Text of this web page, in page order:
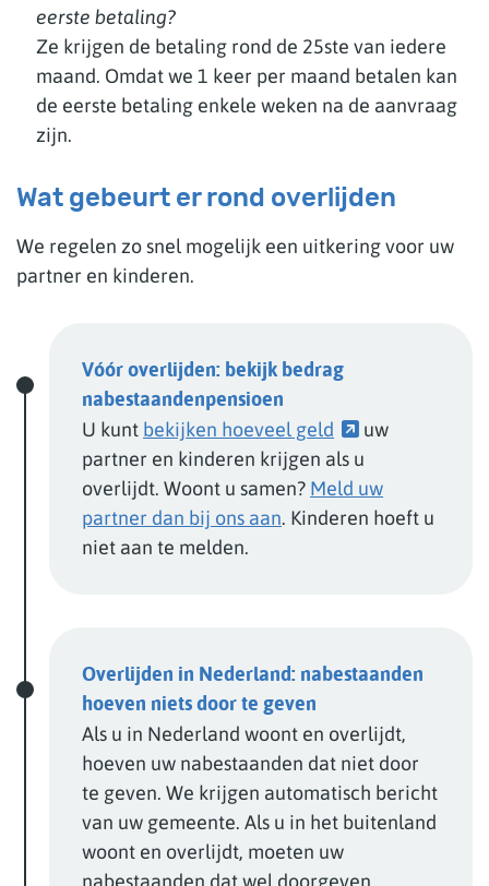
eerste betaling?
Ze krijgen de betaling rond de 25ste van iedere
maand. Omdat we 1 keer per maand betalen kan
de eerste betaling enkele weken na de aanvraag
zijn.
Wat gebeurt er rond overlijden
We regelen zo snel mogelijk een uitkering voor uw
partner en kinderen.
Vóór overlijden: bekijk bedrag
nabestaandenpensioen
U kunt bekijken hoeveel geld
uw
partner en kinderen krijgen als u
overlijdt. Woont u samen? Meld uw
partner dan bij ons aan. Kinderen hoeft u
niet aan te melden.
Overlijden in Nederland: nabestaanden
hoeven niets door te geven
Als u in Nederland woont en overlijdt,
hoeven uw nabestaanden dat niet door
te geven. We krijgen automatisch bericht
van uw gemeente. Als u in het buitenland
woont en overlijdt, moeten uw
nabestaanden dat wel doorgeven.